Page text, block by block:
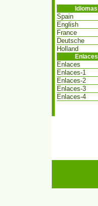
Idiomas
Spain
English
France
Deutsche
Holland
Enlaces
Enlaces
Enlaces-1
Enlaces-2
Enlaces-3
Enlaces-4